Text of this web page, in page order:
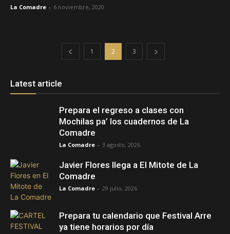
La Comadre - 6 noviembre, 2020
1 2 3
Latest article
Prepara el regreso a clases con
Mochilas pa’ los cuadernos de La
Comadre
La Comadre - 3 agosto, 2026
Javier Flores llega a El Mitote de La
Comadre
La Comadre - 29 julio, 2026
Prepara tu calendario que Festival Arre
ya tiene horarios por día